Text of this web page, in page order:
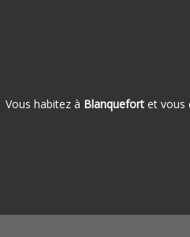
Vous habitez à Blanquefort et vous